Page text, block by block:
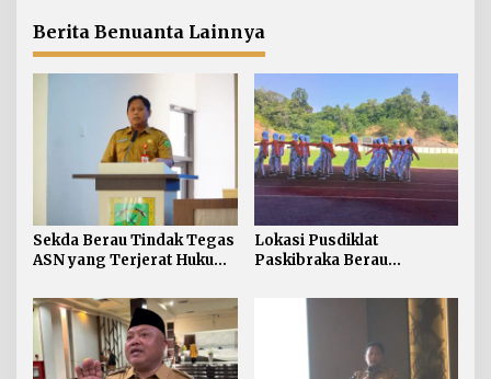
Berita Benuanta Lainnya
Sekda Berau Tindak Tegas
ASN yang Terjerat Hukum,
Jabatan Turut Dihentikan
Lokasi Pusdiklat
Paskibraka Berau
Teluk Bayur